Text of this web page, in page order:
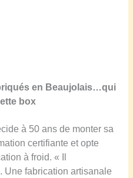
en Beaujolais…qui
box
à 50 ans de monter sa
certifiante et opte
à froid. « Il
Une fabrication artisanale